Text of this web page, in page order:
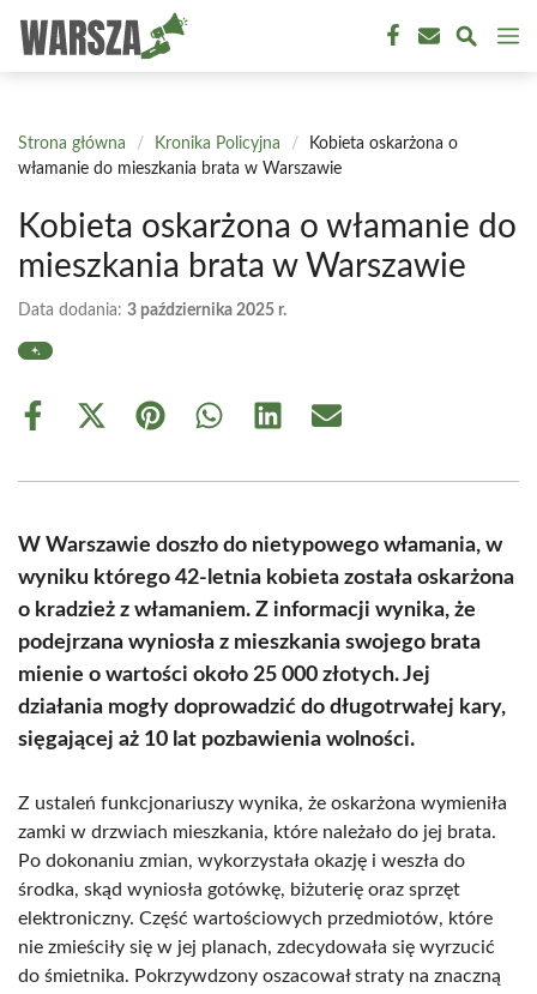
treści
Strona główna / Kronika Policyjna /
Kobieta oskarżona o
włamanie do mieszkania brata w Warszawie
Kobieta oskarżona o włamanie do
mieszkania brata w Warszawie
Data dodania: 3 października 2025 r.
Share
Share
(Twitter)
Share Share Share Share
W Warszawie doszło do nietypowego włamania, w
wyniku którego 42-letnia kobieta została oskarżona
o kradzież z włamaniem. Z informacji wynika, że
podejrzana wyniosła z mieszkania swojego brata
mienie o wartości około 25 000 złotych. Jej
działania mogły doprowadzić do długotrwałej kary,
sięgającej aż 10 lat pozbawienia wolności.
Z ustaleń funkcjonariuszy wynika, że oskarżona wymieniła
zamki w drzwiach mieszkania, które należało do jej brata.
Po dokonaniu zmian, wykorzystała okazję i weszła do
środka, skąd wyniosła gotówkę, biżuterię oraz sprzęt
elektroniczny. Część wartościowych przedmiotów, które
nie zmieściły się w jej planach, zdecydowała się wyrzucić
do śmietnika. Pokrzywdzony oszacował straty na znaczną